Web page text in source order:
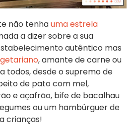
não tenhauma estrela
a dizer sobre a sua
autêntico mas
, amante de carne ou
todos, desde o supremo de
de pato com mel,
e açafrão, bife de bacalhau
ou um hambúrguer de
crianças!